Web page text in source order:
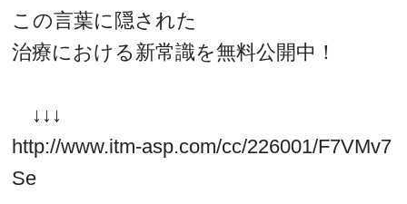
この言葉に隠された
治療における新常識を無料公開中！
↓↓↓
http://www.itm-asp.com/cc/226001/F7VMv7
Se